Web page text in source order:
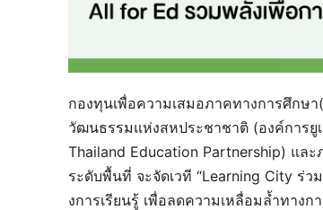
กองทุนเพื่อความเสมอภาคทางการศึกษ
วัฒนธรรมแห่งสหประชาชาติ (องค์การยู
Thailand Education Partnership) แล
ระดับพื้นที่ จะจัดเวที “Learning City ร่ว
งการเรียนรู้ เพื่อลดความเหลื่อมล้ำทาง